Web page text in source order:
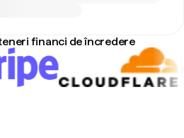
financi de încredere